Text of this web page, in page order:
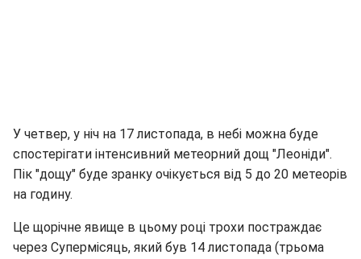
У четвер, у ніч на 17 листопада, в небі можна буде
спостерігати інтенсивний метеорний дощ "Леоніди".
Пік "дощу" буде зранку очікується від 5 до 20 метеорів
на годину.
Це щорічне явище в цьому році трохи постраждає
через Супермісяць, який був 14 листопада (трьома